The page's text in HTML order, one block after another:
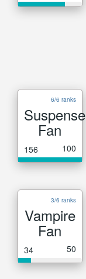
6/6 ranks
Suspense
Fan
156 100
3/6 ranks
Vampire
Fan
34 50